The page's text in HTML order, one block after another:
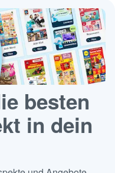
besten
in dein